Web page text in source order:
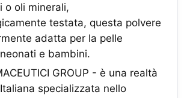
o oli minerali,
testata, questa polvere
adatta per la pelle
e bambini.
GROUP - è una realtà
specializzata nello